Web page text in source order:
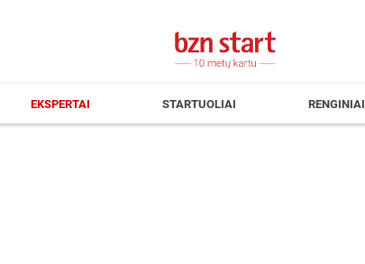
EKSPERTAI STARTUOLIAI RENGINIAI